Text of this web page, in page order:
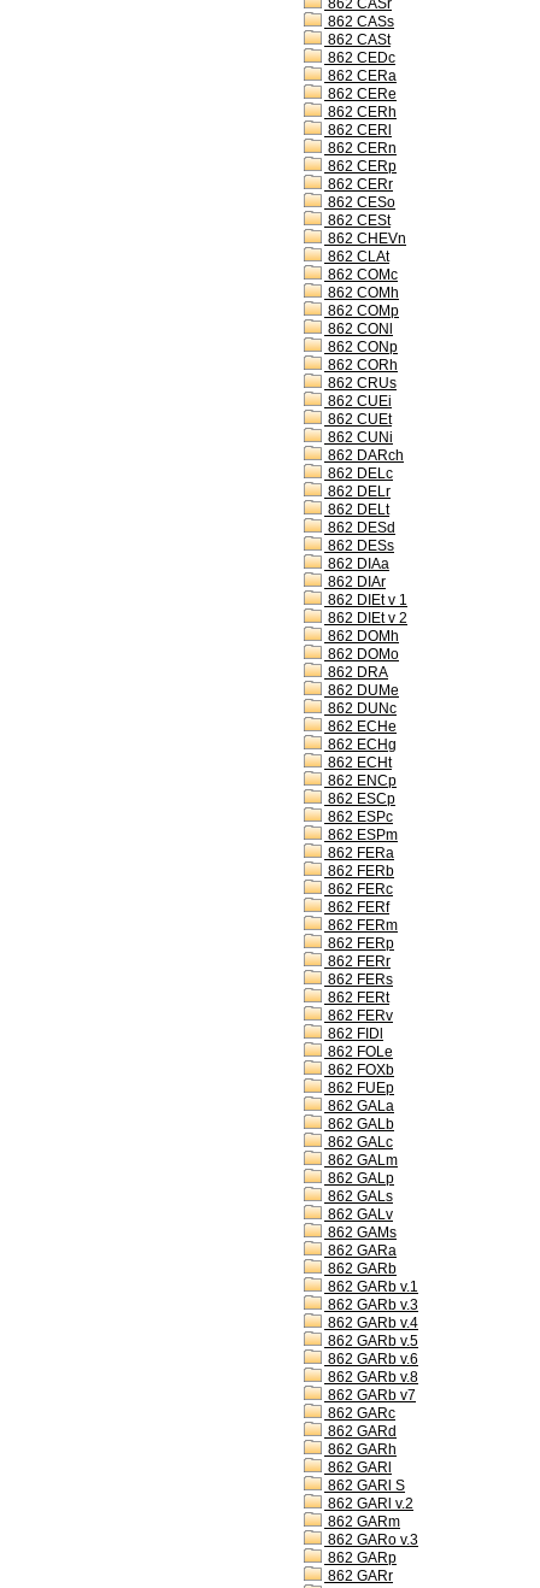
862 CASr
862 CASs
862 CASt
862 CEDc
862 CERa
862 CERe
862 CERh
862 CERl
862 CERn
862 CERp
862 CERr
862 CESo
862 CESt
862 CHEVn
862 CLAt
862 COMc
862 COMh
862 COMp
862 CONl
862 CONp
862 CORh
862 CRUs
862 CUEi
862 CUEt
862 CUNi
862 DARch
862 DELc
862 DELr
862 DELt
862 DESd
862 DESs
862 DIAa
862 DIAr
862 DIEt v 1
862 DIEt v 2
862 DOMh
862 DOMo
862 DRA
862 DUMe
862 DUNc
862 ECHe
862 ECHg
862 ECHt
862 ENCp
862 ESCp
862 ESPc
862 ESPm
862 FERa
862 FERb
862 FERc
862 FERf
862 FERm
862 FERp
862 FERr
862 FERs
862 FERt
862 FERv
862 FIDl
862 FOLe
862 FOXb
862 FUEp
862 GALa
862 GALb
862 GALc
862 GALm
862 GALp
862 GALs
862 GALv
862 GAMs
862 GARa
862 GARb
862 GARb v.1
862 GARb v.3
862 GARb v.4
862 GARb v.5
862 GARb v.6
862 GARb v.8
862 GARb v7
862 GARc
862 GARd
862 GARh
862 GARl
862 GARl S
862 GARl v.2
862 GARm
862 GARo v.3
862 GARp
862 GARr